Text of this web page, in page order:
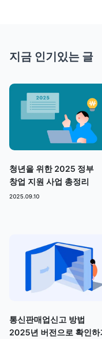
지금 인기있는 글
청년을 위한 2025 정부
창업 지원 사업 총정리
2025.09.10
통신판매업신고 방법
2025년 버전으로 확인하